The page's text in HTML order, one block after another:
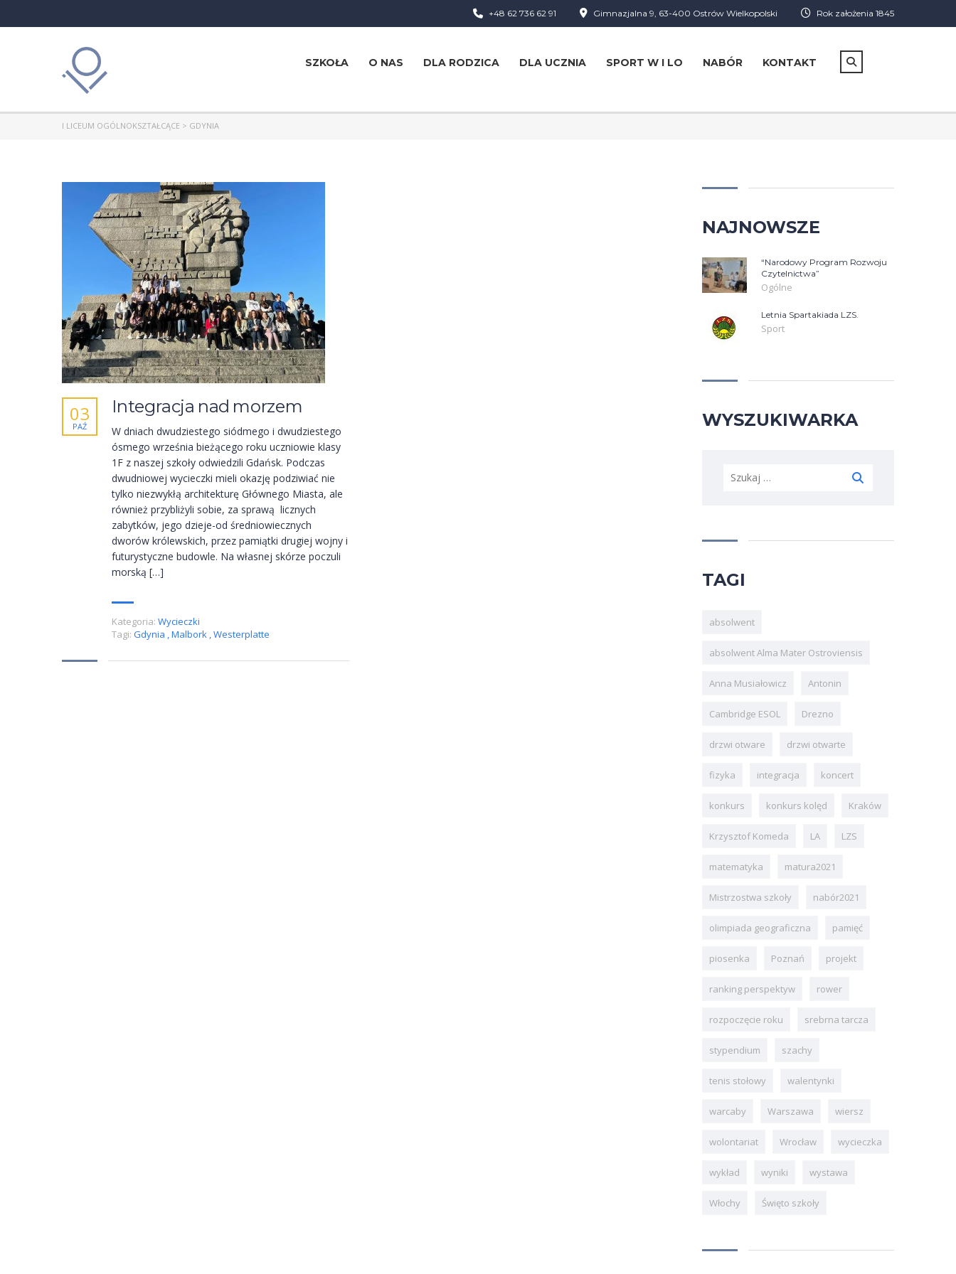
Rok założenia 1845
Gimnazjalna 9, 63-400 Ostrów Wielkopolski
+48 62 736 62 91
SZKOŁA O NAS DLA RODZICA DLA UCZNIA SPORT W I LO NABÓR KONTAKT
I LICEUM OGÓLNOKSZTAŁCĄCE > GDYNIA
Integracja nad morzem
03
PAŹ
W dniach dwudziestego siódmego i dwudziestego
ósmego września bieżącego roku uczniowie klasy
1F z naszej szkoły odwiedzili Gdańsk. Podczas
dwudniowej wycieczki mieli okazję podziwiać nie
tylko niezwykłą architekturę Głównego Miasta, ale
również przybliżyli sobie, za sprawą licznych
zabytków, jego dzieje-od średniowiecznych
dworów królewskich, przez pamiątki drugiej wojny i
futurystyczne budowle. Na własnej skórze poczuli
morską […]
Kategoria: Wycieczki
Tagi: Gdynia ,Malbork ,Westerplatte
NAJNOWSZE
“Narodowy Program Rozwoju
Czytelnictwa”
Ogólne
Letnia Spartakiada LZS.
Sport
WYSZUKIWARKA
Szukaj:
TAGI
absolwent
absolwent Alma Mater Ostroviensis
Anna Musiałowicz Antonin
Cambridge ESOL Drezno
drzwi otware drzwi otwarte
fizyka integracja koncert
konkurs konkurs kolęd Kraków
Krzysztof Komeda LA LZS
matematyka matura2021
Mistrzostwa szkoły nabór2021
olimpiada geograficzna pamięć
piosenka Poznań projekt
ranking perspektyw rower
rozpoczęcie roku srebrna tarcza
stypendium szachy
tenis stołowy walentynki
warcaby Warszawa wiersz
wolontariat Wrocław wycieczka
wykład wyniki wystawa
Włochy Święto szkoły